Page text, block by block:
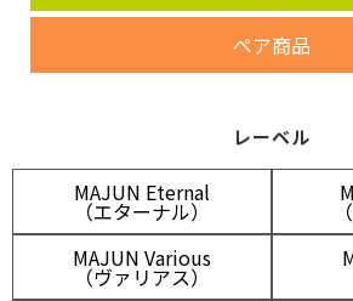
ペア商品
レーベル
MAJUN Eternal
（エターナル）
MAJUN Various
（ヴァリアス）